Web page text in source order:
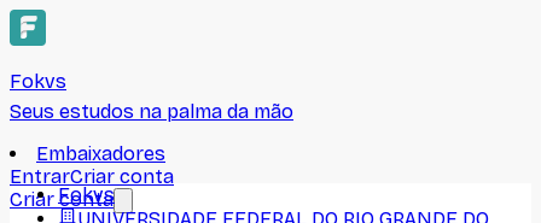
Fokvs
Seus estudos na palma da mão
Embaixadores
EntrarCriar conta
Criar conta
Fokvs